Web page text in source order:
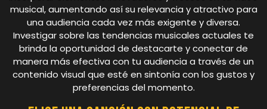
musical, aumentando así su relevancia y atractivo para
una audiencia cada vez más exigente y diversa.
Investigar sobre las tendencias musicales actuales te
brinda la oportunidad de destacarte y conectar de
manera más efectiva con tu audiencia a través de un
contenido visual que esté en sintonía con los gustos y
preferencias del momento.